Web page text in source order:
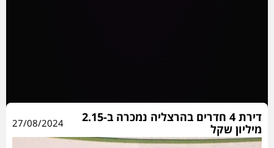
דירת 4 חדרים בהרצליה נמכרה ב-2.15
מיליון שקל
27/08/2024